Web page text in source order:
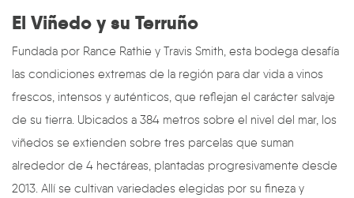
El Viñedo y su Terruño
Fundada por Rance Rathie y Travis Smith, esta bodega desafía
las condiciones extremas de la región para dar vida a vinos
frescos, intensos y auténticos, que reflejan el carácter salvaje
de su tierra. Ubicados a 384 metros sobre el nivel del mar, los
viñedos se extienden sobre tres parcelas que suman
alrededor de 4 hectáreas, plantadas progresivamente desde
2013. Allí se cultivan variedades elegidas por su fineza y